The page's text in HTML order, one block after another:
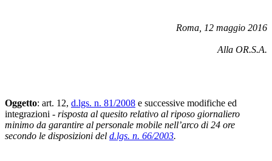
Roma, 12 maggio 2016
Alla OR.S.A.
Oggetto: art. 12, d.lgs. n. 81/2008 e successive modifiche ed
integrazioni - risposta al quesito relativo al riposo giornaliero
minimo da garantire al personale mobile nell’arco di 24 ore
secondo le disposizioni del d.lgs. n. 66/2003.